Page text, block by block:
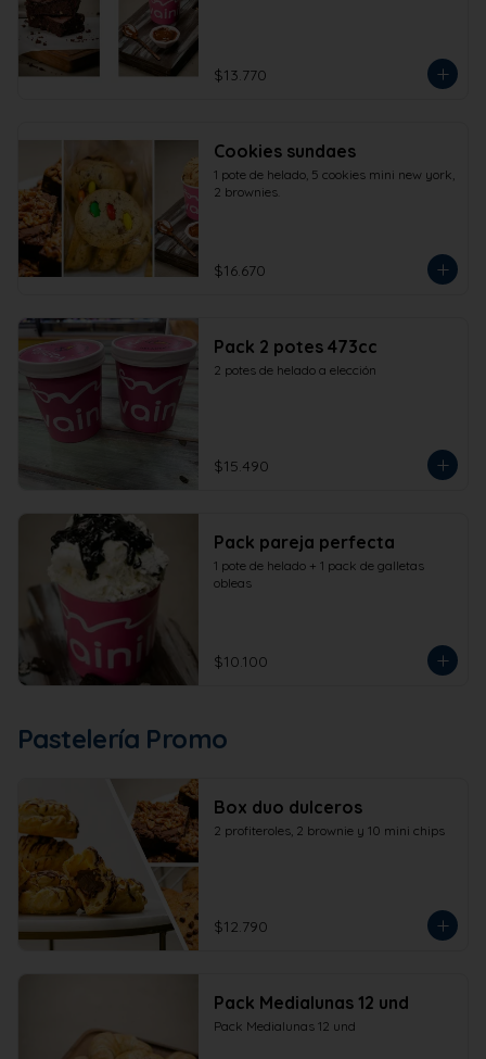
$13.770
Cookies sundaes
1 pote de helado, 5 cookies mini new york,
2 brownies.
$16.670
Pack 2 potes 473cc
2 potes de helado a elección
$15.490
Pack pareja perfecta
1 pote de helado + 1 pack de galletas
obleas
$10.100
Pastelería Promo
Box duo dulceros
2 profiteroles, 2 brownie y 10 mini chips
$12.790
Pack Medialunas 12 und
Pack Medialunas 12 und